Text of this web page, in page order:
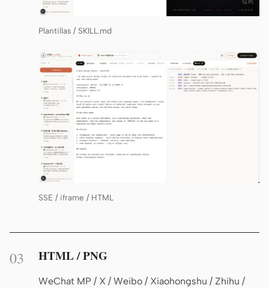
Plantillas / SKILL.md
SSE / iframe / HTML
03 HTML / PNG
WeChat MP / X / Weibo / Xiaohongshu / Zhihu /